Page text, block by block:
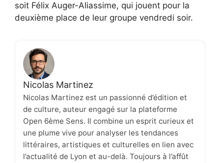
soit Félix Auger-Aliassime, qui jouent pour la
deuxième place de leur groupe vendredi soir.
Nicolas Martinez
Nicolas Martinez est un passionné d’édition et
de culture, auteur engagé sur la plateforme
Open 6ème Sens. Il combine un esprit curieux et
une plume vive pour analyser les tendances
littéraires, artistiques et culturelles en lien avec
l’actualité de Lyon et au-delà. Toujours à l’affût